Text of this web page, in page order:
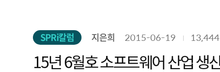
SPRi칼럼 지은희 2015-06-19 13,444
15년 6월호 소프트웨어 산업 생